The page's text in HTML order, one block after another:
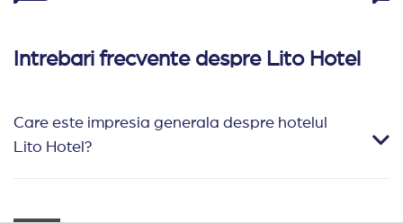
Intrebari frecvente despre Lito Hotel
Care este impresia generala despre hotelul
Lito Hotel?